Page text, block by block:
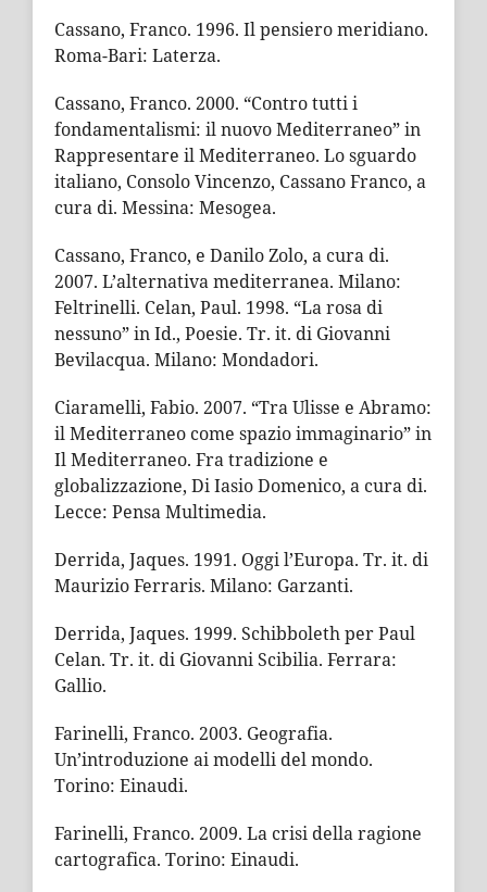
Cassano, Franco. 1996. Il pensiero meridiano.
Roma-Bari: Laterza.
Cassano, Franco. 2000. “Contro tutti i
fondamentalismi: il nuovo Mediterraneo” in
Rappresentare il Mediterraneo. Lo sguardo
italiano, Consolo Vincenzo, Cassano Franco, a
cura di. Messina: Mesogea.
Cassano, Franco, e Danilo Zolo, a cura di.
2007. L’alternativa mediterranea. Milano:
Feltrinelli. Celan, Paul. 1998. “La rosa di
nessuno” in Id., Poesie. Tr. it. di Giovanni
Bevilacqua. Milano: Mondadori.
Ciaramelli, Fabio. 2007. “Tra Ulisse e Abramo:
il Mediterraneo come spazio immaginario” in
Il Mediterraneo. Fra tradizione e
globalizzazione, Di Iasio Domenico, a cura di.
Lecce: Pensa Multimedia.
Derrida, Jaques. 1991. Oggi l’Europa. Tr. it. di
Maurizio Ferraris. Milano: Garzanti.
Derrida, Jaques. 1999. Schibboleth per Paul
Celan. Tr. it. di Giovanni Scibilia. Ferrara:
Gallio.
Farinelli, Franco. 2003. Geografia.
Un’introduzione ai modelli del mondo.
Torino: Einaudi.
Farinelli, Franco. 2009. La crisi della ragione
cartografica. Torino: Einaudi.